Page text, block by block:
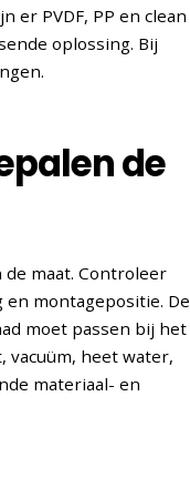
er PVDF, PP en clean
oplossing. Bij
de
maat. Controleer
montagepositie. De
moet passen bij het
heet water,
materiaal- en